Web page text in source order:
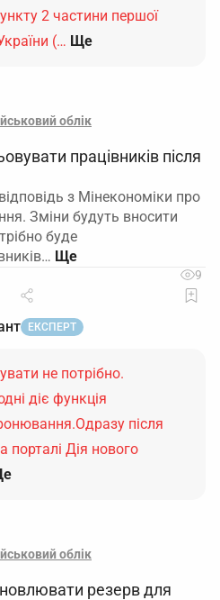
2 частини першої
(… Ще
облік
працівників після
з Мінекономіки про
Зміни будуть вносити
буде
9
ЕКСПЕРТ
не потрібно.
діє функція
після
порталі Дія нового
облік
резерв для